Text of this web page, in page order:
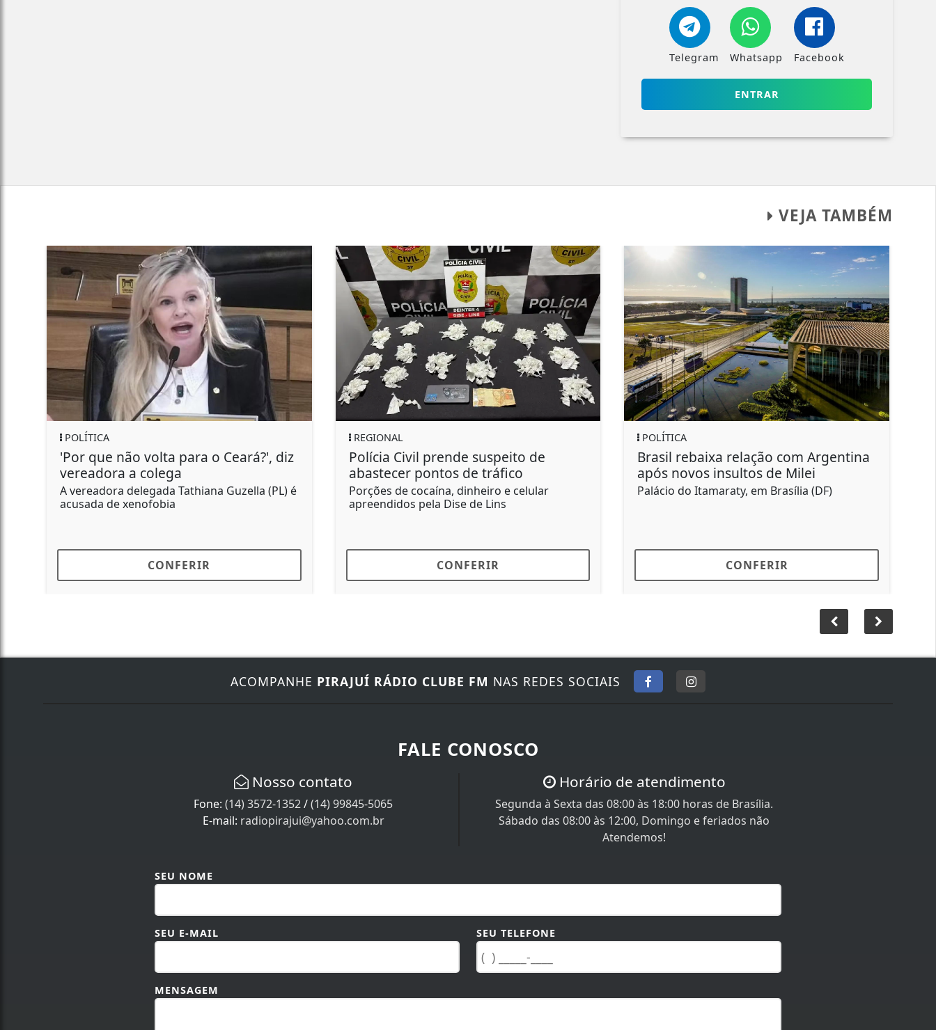
Telegram Whatsapp Facebook
ENTRAR
VEJA TAMBÉM
para o Ceará?', diz
Tathiana Guzella (PL) é
Polícia Civil prende suspeito de
abastecer pontos de tráfico
Porções de cocaína, dinheiro e celular
Brasil rebaixa relação com Argentina
após novos insultos de Milei
Palácio do Itamaraty, em Brasília (DF)
Empresas devem facilitar
de trabalhadores
Sarampo em adultos também traz
ACOMPANHE PIRAJUÍ RÁDIO CLUBE FM NAS REDES SOCIAIS
FALE CONOSCO
Nosso contato
Fone:(14) 3572-1352/(14) 99845-5065
E-mail: radiopirajui@yahoo.com.br
Horário de atendimento
Segunda à Sexta das 08:00 às 18:00 horas de Brasília.
Sábado das 08:00 às 12:00, Domingo e feriados não
Atendemos!
SEU NOME
SEU E-MAIL SEU TELEFONE
MENSAGEM